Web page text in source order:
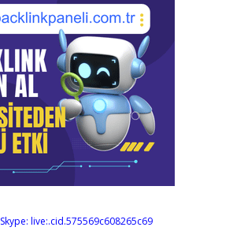
Skype: live:.cid.575569c608265c69